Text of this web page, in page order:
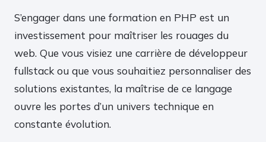
S’engager dans une formation en PHP est un
investissement pour maîtriser les rouages du
web. Que vous visiez une carrière de développeur
fullstack ou que vous souhaitiez personnaliser des
solutions existantes, la maîtrise de ce langage
ouvre les portes d’un univers technique en
constante évolution.